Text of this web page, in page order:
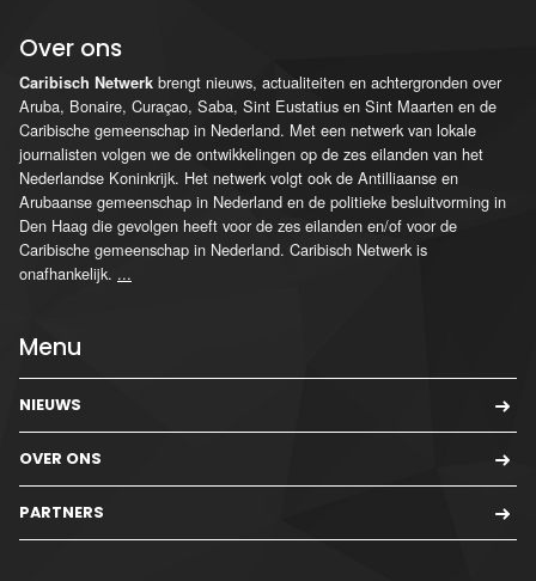
Over ons
Caribisch Netwerk brengt nieuws, actualiteiten en achtergronden over
Aruba, Bonaire, Curaçao, Saba, Sint Eustatius en Sint Maarten en de
Caribische gemeenschap in Nederland. Met een netwerk van lokale
journalisten volgen we de ontwikkelingen op de zes eilanden van het
Nederlandse Koninkrijk. Het netwerk volgt ook de Antilliaanse en
Arubaanse gemeenschap in Nederland en de politieke besluitvorming in
Den Haag die gevolgen heeft voor de zes eilanden en/of voor de
Caribische gemeenschap in Nederland. Caribisch Netwerk is
onafhankelijk. ...
Menu
NIEUWS
OVER ONS
PARTNERS